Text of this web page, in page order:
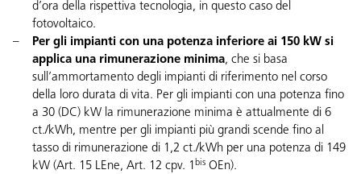
d’ora della rispettiva tecnologia, in questo caso del
fotovoltaico.
Per gli impianti con una potenza inferiore ai 150 kW si
applica una rimunerazione minima, che si basa
sull’ammortamento degli impianti di riferimento nel corso
della loro durata di vita. Per gli impianti con una potenza fino
a 30 (DC) kW la rimunerazione minima è attualmente di 6
ct./kWh, mentre per gli impianti più grandi scende fino al
tasso di rimunerazione di 1,2 ct./kWh per una potenza di 149
kW (Art. 15 LEne, Art. 12 cpv. 1 bis OEn).